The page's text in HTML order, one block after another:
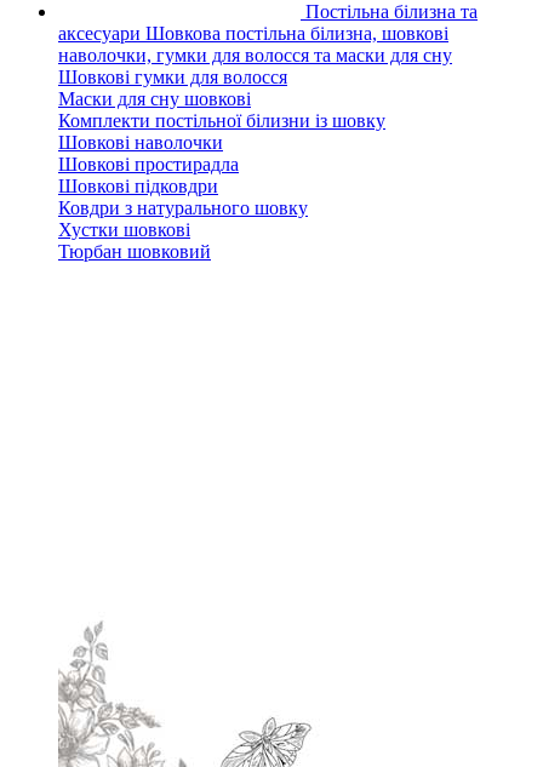
Постільна білизна та
аксесуари Шовкова постільна білизна, шовкові
наволочки, гумки для волосся та маски для сну
Шовкові гумки для волосся
Маски для сну шовкові
Комплекти постільної білизни із шовку
Шовкові наволочки
Шовкові простирадла
Шовкові підковдри
Ковдри з натурального шовку
Хустки шовкові
Тюрбан шовковий